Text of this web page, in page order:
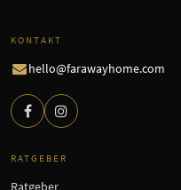
KONTAKT
hello@farawayhome.com
RATGEBER
Ratgeber